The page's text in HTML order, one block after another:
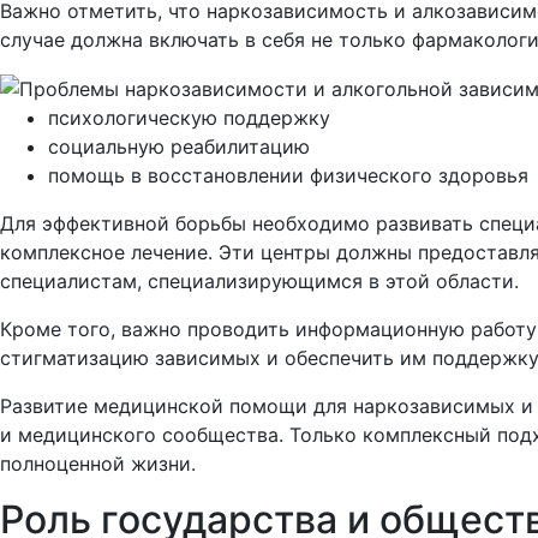
Важно отметить, что наркозависимость и
случае должна включать в себя не только
психологическую поддержку
социальную реабилитацию
помощь в восстановлении физического здоровья
Для эффективной борьбы необходимо развивать
комплексное лечение. Эти центры должны
специалистам, специализирующимся в этой области.
Кроме того, важно проводить информационную
стигматизацию зависимых и обеспечить им
Развитие медицинской помощи для наркозависимых
и медицинского сообщества. Только комплексный
полноценной жизни.
Роль государства и